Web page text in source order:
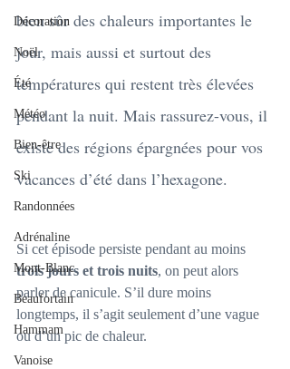
Décoration
Noël
Été
Météo
Bien-être
Ski
Randonnées
Adrénaline
Mont-Blanc
Beaufortain
Hammam
Vanoise
bien sûr des chaleurs importantes le
jour, mais aussi et surtout des
températures qui restent très élevées
pendant la nuit. Mais rassurez-vous, il
existe des régions épargnées pour vos
vacances d’été dans l’hexagone.
Si cet épisode persiste pendant au moins
trois jours et trois nuits, on peut alors
parler de canicule. S’il dure moins
longtemps, il s’agit seulement d’une vague
ou d’un pic de chaleur.